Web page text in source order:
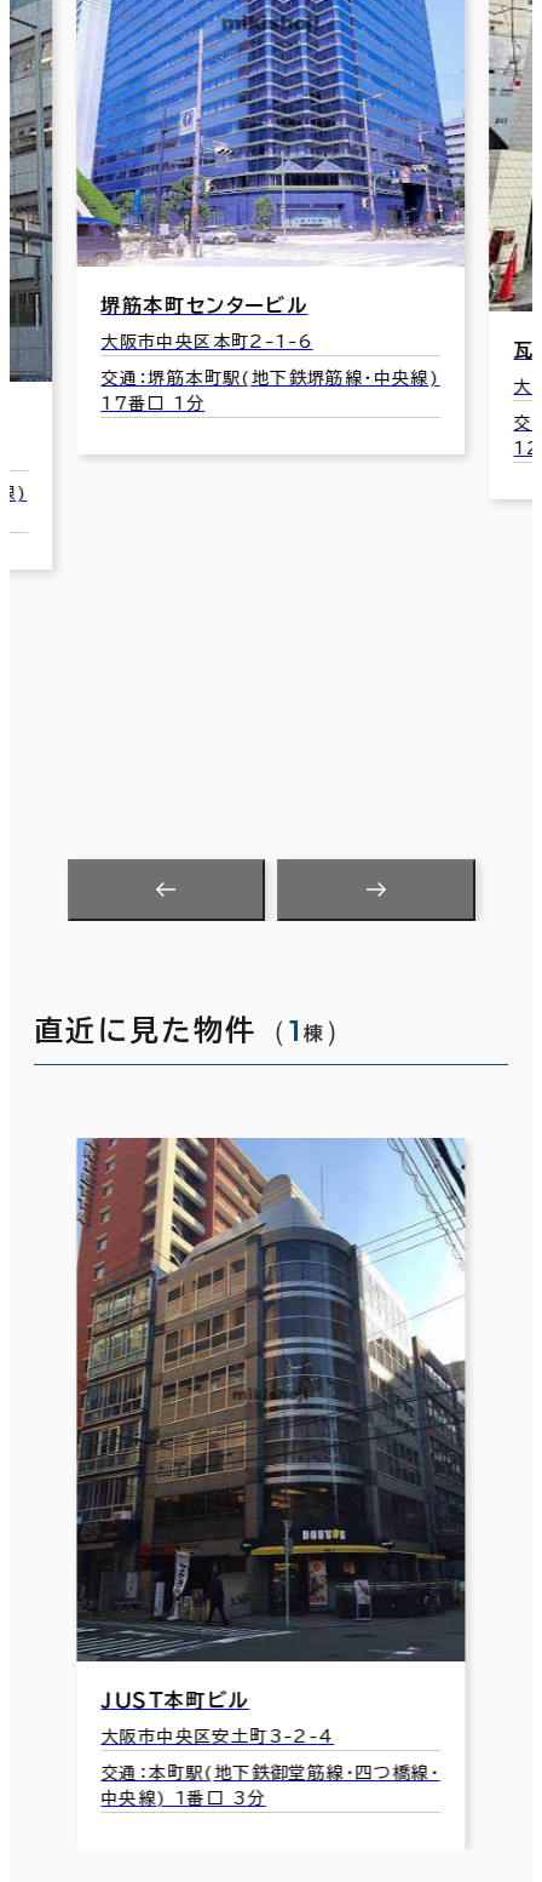
)
堺筋本町センタービル
大阪市中央区本町2-1-6
交通：堺筋本町駅(地下鉄堺筋線･中央線)
17番口 1分
瓦
大
交
12
直近に見た物件 （1 棟 ）
ＪＵＳＴ本町ビル
大阪市中央区安土町3-2-4
交通：本町駅(地下鉄御堂筋線･四つ橋線･
中央線) 1番口 3分